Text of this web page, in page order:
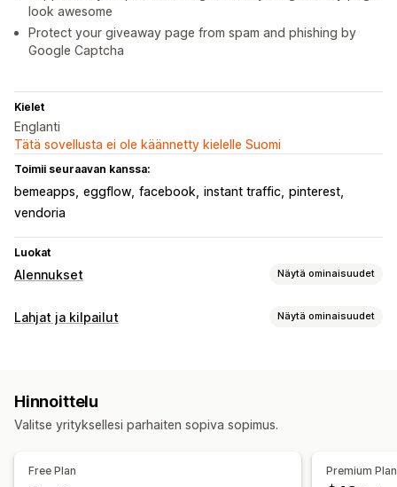
look awesome
Protect your giveaway page from spam and phishing by
Google Captcha
Kielet
Englanti
Tätä sovellusta ei ole käännetty kielelle Suomi
Toimii seuraavan kanssa:
bemeapps eggflow facebook instant traffic pinterest
vendoria
Luokat
Alennukset Näytä ominaisuudet
Alennustyypit
Muokkaustyökalu
Lahjat ja kilpailut Näytä ominaisuudet
Kyselypalkinnot
Automaattinen voittajan valinta
Hinnoittelu
Valitse yrityksellesi parhaiten sopiva sopimus.
Free Plan Premium Plan